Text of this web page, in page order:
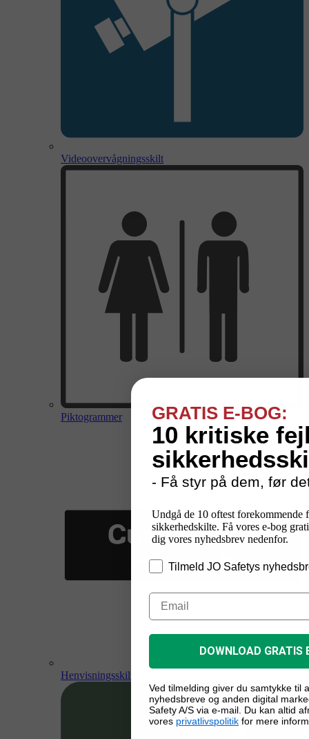
Videoovervågningsskilt
Piktogrammer
Henvisningsskilte
GRATIS E-BOG:
10 kritiske
- Få styr på dem, før
Undgå de 10 oftest forekommende
sikkerhedskilte. Få vores e-bog
dig vores nyhedsbrev nedenfor.
Tilmeld JO Safetys
DOWNLOAD GRATIS
Ved tilmelding giver du samtykke til
nyhedsbreve og anden digital
Safety A/S via e-mail. Du kan altid
vores privatlivspolitik for mere